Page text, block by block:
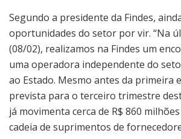
Segundo a presidente da Findes,
oportunidades do setor por vir. “Na
(08/02), realizamos na Findes um
uma operadora independente do
ao Estado. Mesmo antes da primeira
prevista para o terceiro trimestre
já movimenta cerca de R$ 860
cadeia de suprimentos de